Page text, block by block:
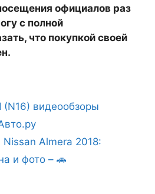
официалов раз
с полной
что покупкой своей
(N16) видеообзоры
Almera 2018:
и фото – 🚗